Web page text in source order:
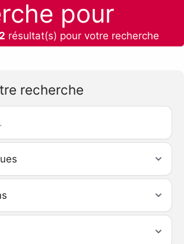
pour
résultat(s) pour votre recherche
recherche